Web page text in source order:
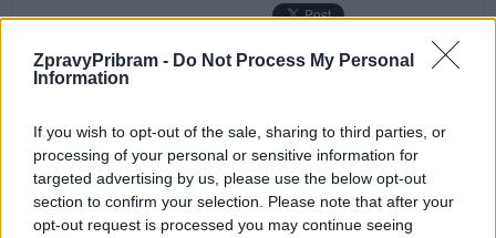
ZpravyPribram - Do Not Process My Personal
Information
If you wish to opt-out of the sale, sharing to third parties, or
processing of your personal or sensitive information for
targeted advertising by us, please use the below opt-out
section to confirm your selection. Please note that after your
opt-out request is processed you may continue seeing
Příbram, ráj nejen sprejerů
Příbramská policie udělila pokuty
za překročení rychlosti a alkohol
za volantem